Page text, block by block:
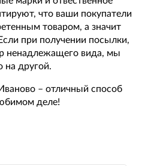
что ваши покупатели
товаром, а значит
при получении посылки,
ненадлежащего вида, мы
на другой.
– отличный способ
деле!